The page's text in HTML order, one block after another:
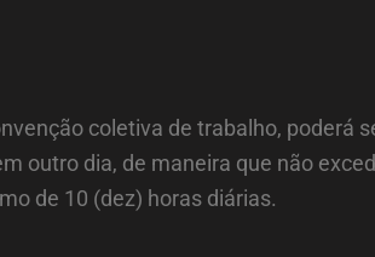
coletiva de trabalho,
outro dia, de maneira que não
de 10 (dez) horas diárias.